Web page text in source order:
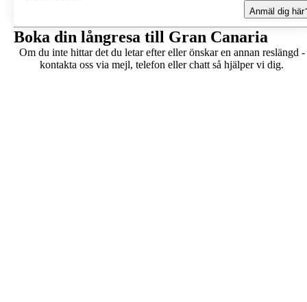
Anmäl dig här
Boka din långresa till Gran Canaria
Om du inte hittar det du letar efter eller önskar en annan reslängd -
kontakta oss via mejl, telefon eller chatt så hjälper vi dig.